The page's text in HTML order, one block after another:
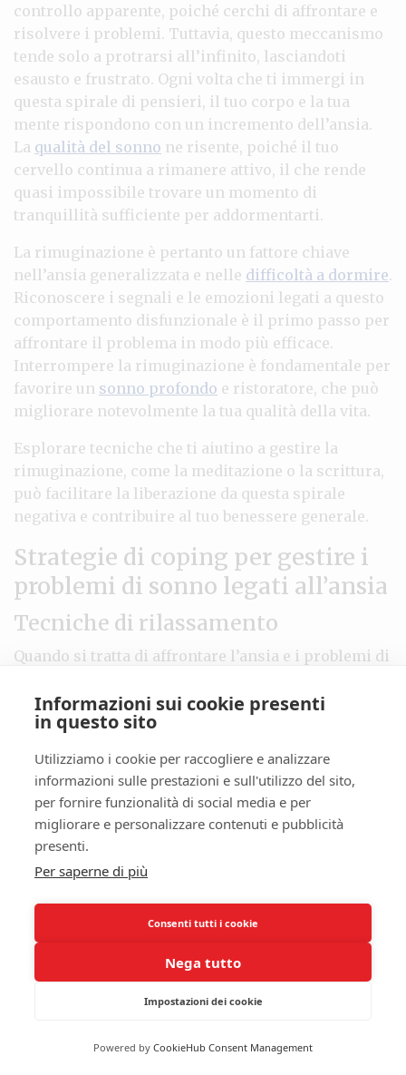
controllo apparente, poiché cerchi di affrontare e
risolvere i problemi. Tuttavia, questo meccanismo
tende solo a protrarsi all’infinito, lasciandoti
esausto e frustrato. Ogni volta che ti immergi in
questa spirale di pensieri, il tuo corpo e la tua
mente rispondono con un incremento dell’ansia.
La qualità del sonno ne risente, poiché il tuo
cervello continua a rimanere attivo, il che rende
quasi impossibile trovare un momento di
tranquillità sufficiente per addormentarti.
La rimuginazione è pertanto un fattore chiave
nell’ansia generalizzata e nelle difficoltà a dormire.
Riconoscere i segnali e le emozioni legati a questo
comportamento disfunzionale è il primo passo per
affrontare il problema in modo più efficace.
Interrompere la rimuginazione è fondamentale per
favorire un sonno profondo e ristoratore, che può
migliorare notevolmente la tua qualità della vita.
Esplorare tecniche che ti aiutino a gestire la
rimuginazione, come la meditazione o la scrittura,
può facilitare la liberazione da questa spirale
negativa e contribuire al tuo benessere generale.
Strategie di coping per gestire i
problemi di sonno legati all’ansia
Tecniche di rilassamento
Quando si tratta di affrontare l’ansia e i problemi di
rivelarsi estremamente efficaci. Potresti iniziare
con esercizi direspirazione profonda
le tensioni fisiche nel tuo corpo. Prova a inspirare
profondamente per conto di quattro, trattenere il
respiro per quattro secondi e poi espirare
lentamente, contando fino a sei. Ripeti questo
esercizio per alcuni minuti, e ti sentirai
gradualmente più sereno, creando un ambiente
favorevole per il sonno. Ricorda che il tuo corpo e
la tua mente meritano questa pausa.
In aggiunta alla respirazione profonda, lo
stretching leggeroe letecniche di meditazione
possono fare una grande differenza. Dedica
iniziando dalla testa per arrivare fino ai piedi.
Informazioni sui cookie presenti
in questo sito
Utilizziamo i cookie per raccogliere e analizzare
informazioni sulle prestazioni e sull'utilizzo del sito,
per fornire funzionalità di social media e per
migliorare e personalizzare contenuti e pubblicità
presenti.
Per saperne di più
Consenti tutti i cookie
Nega tutto
Impostazioni dei cookie
Powered by CookieHub Consent Management